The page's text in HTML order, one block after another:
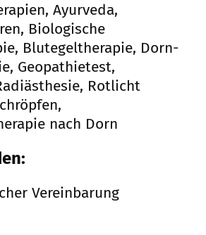
Ayurveda,
Biologische
Blutegeltherapie, Dorn-
Geopathietest,
Rotlicht
nach Dorn
Vereinbarung